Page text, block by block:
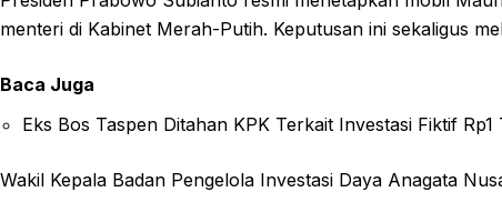
menteri di Kabinet Merah-Putih. Keputusan ini sekaligus
Baca Juga
Eks Bos Taspen Ditahan KPK Terkait Investasi Fiktif Rp1
Wakil Kepala Badan Pengelola Investasi Daya Anagata